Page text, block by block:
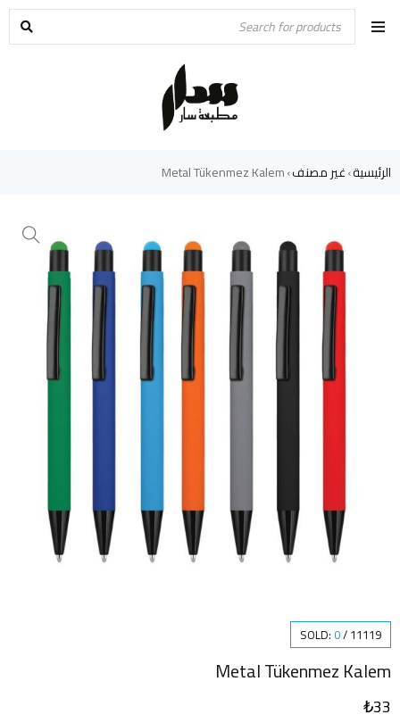
الرئيسية›غير مصنف›
Metal Tükenmez Kalem
SOLD: 0/11119
Metal Tükenmez Kalem
₺33